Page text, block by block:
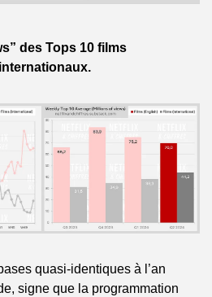
des Tops 10 films
quasi-identiques à l’an
signe que la programmation